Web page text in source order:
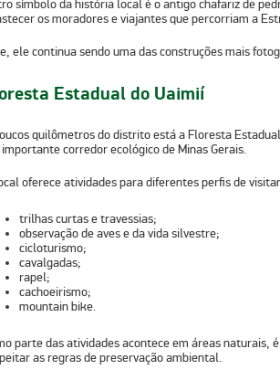
símbolo da história local é o antigo chafariz de
os moradores e viajantes que percorriam a
ele continua sendo uma das construções mais
Estadual do Uaimií
quilômetros do distrito está aFloresta
corredor ecológico de Minas Gerais.
oferece atividades para diferentes perfis de
trilhas curtas e travessias;
observação de aves e da vida silvestre;
cicloturismo;
cavalgadas;
rapel;
cachoeirismo;
mountain bike.
parte das atividades acontece em áreas naturais,
as regras de preservação ambiental.